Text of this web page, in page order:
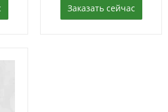
Заказать сейчас